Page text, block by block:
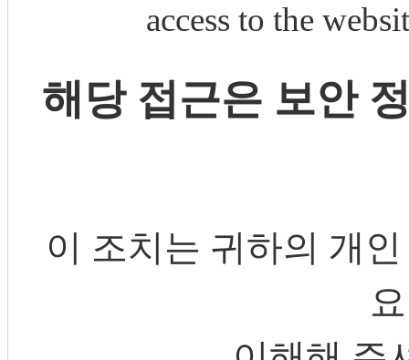
access to the
해당 접근은 보안
이 조치는 귀하의 개